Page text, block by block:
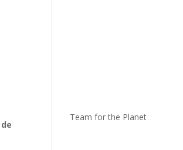
Team for the Planet